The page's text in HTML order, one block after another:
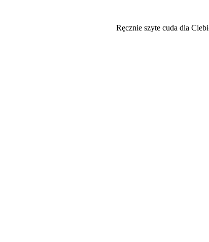
Ręcznie szyte cuda dla